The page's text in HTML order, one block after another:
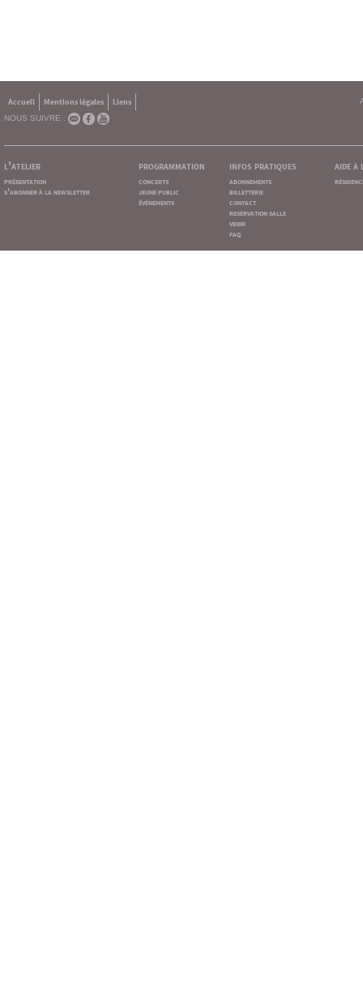
Accueil Mentions légales
Liens
NOUS SUIVRE :
l'atelier
présentation
s'abonner à la newsletter
programmation
concerts
jeune public
événements
infos pratiques
abonnements
billetterie
contact
reservation salle
venir
faq
aide